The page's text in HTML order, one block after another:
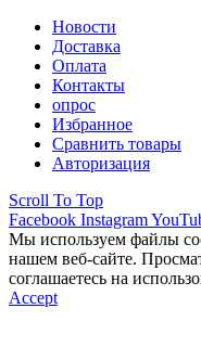
Новости
Доставка
Оплата
Контакты
опрос
Избранное
Сравнить товары
Авторизация
Scroll To Top
Facebook Instagram
Мы используем файлы
нашем веб-сайте.
соглашаетесь на
Accept